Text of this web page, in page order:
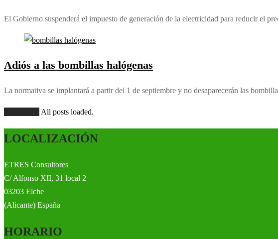
El Gobierno suspenderá el impuesto de generación de la electricidad para reducir el
Adiós a las bombillas halógenas
La normativa se implantará a partir del 1 de septiembre y no desaparecerán las
All posts loaded.
LOCALIZACIÓN
ETRES Consultores
C/ Alfonso XII, 31 local 2
03203 Elche
(Alicante) España
HORARIO